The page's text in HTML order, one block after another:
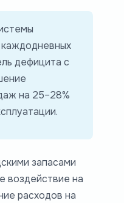
дефицита с
на 25–28%
запасами
воздействие на
расходов на